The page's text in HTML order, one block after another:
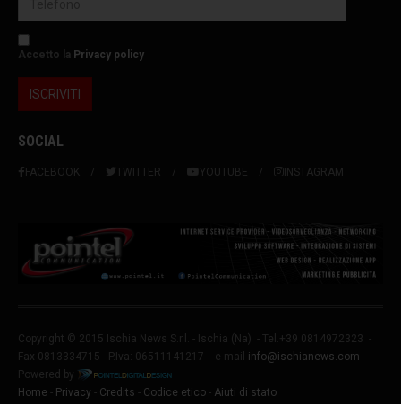
Accetto la Privacy policy
SOCIAL
FACEBOOK TWITTER YOUTUBE INSTAGRAM
Copyright © 2015 Ischia News S.r.l. - Ischia (Na) - Tel.+39 0814972323 -
Fax 0813334715 - P.Iva: 06511141217 - e-mail info@ischianews.com
Powered by
Home - Privacy - Credits - Codice etico - Aiuti di stato